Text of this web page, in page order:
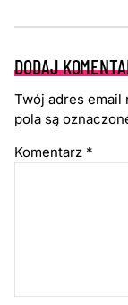
DODAJ
Twój adres email
pola są
Komentarz *